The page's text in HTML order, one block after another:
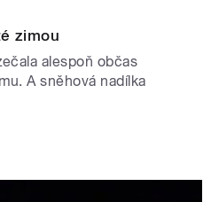
zimou
alespoň občas
A sněhová nadílka